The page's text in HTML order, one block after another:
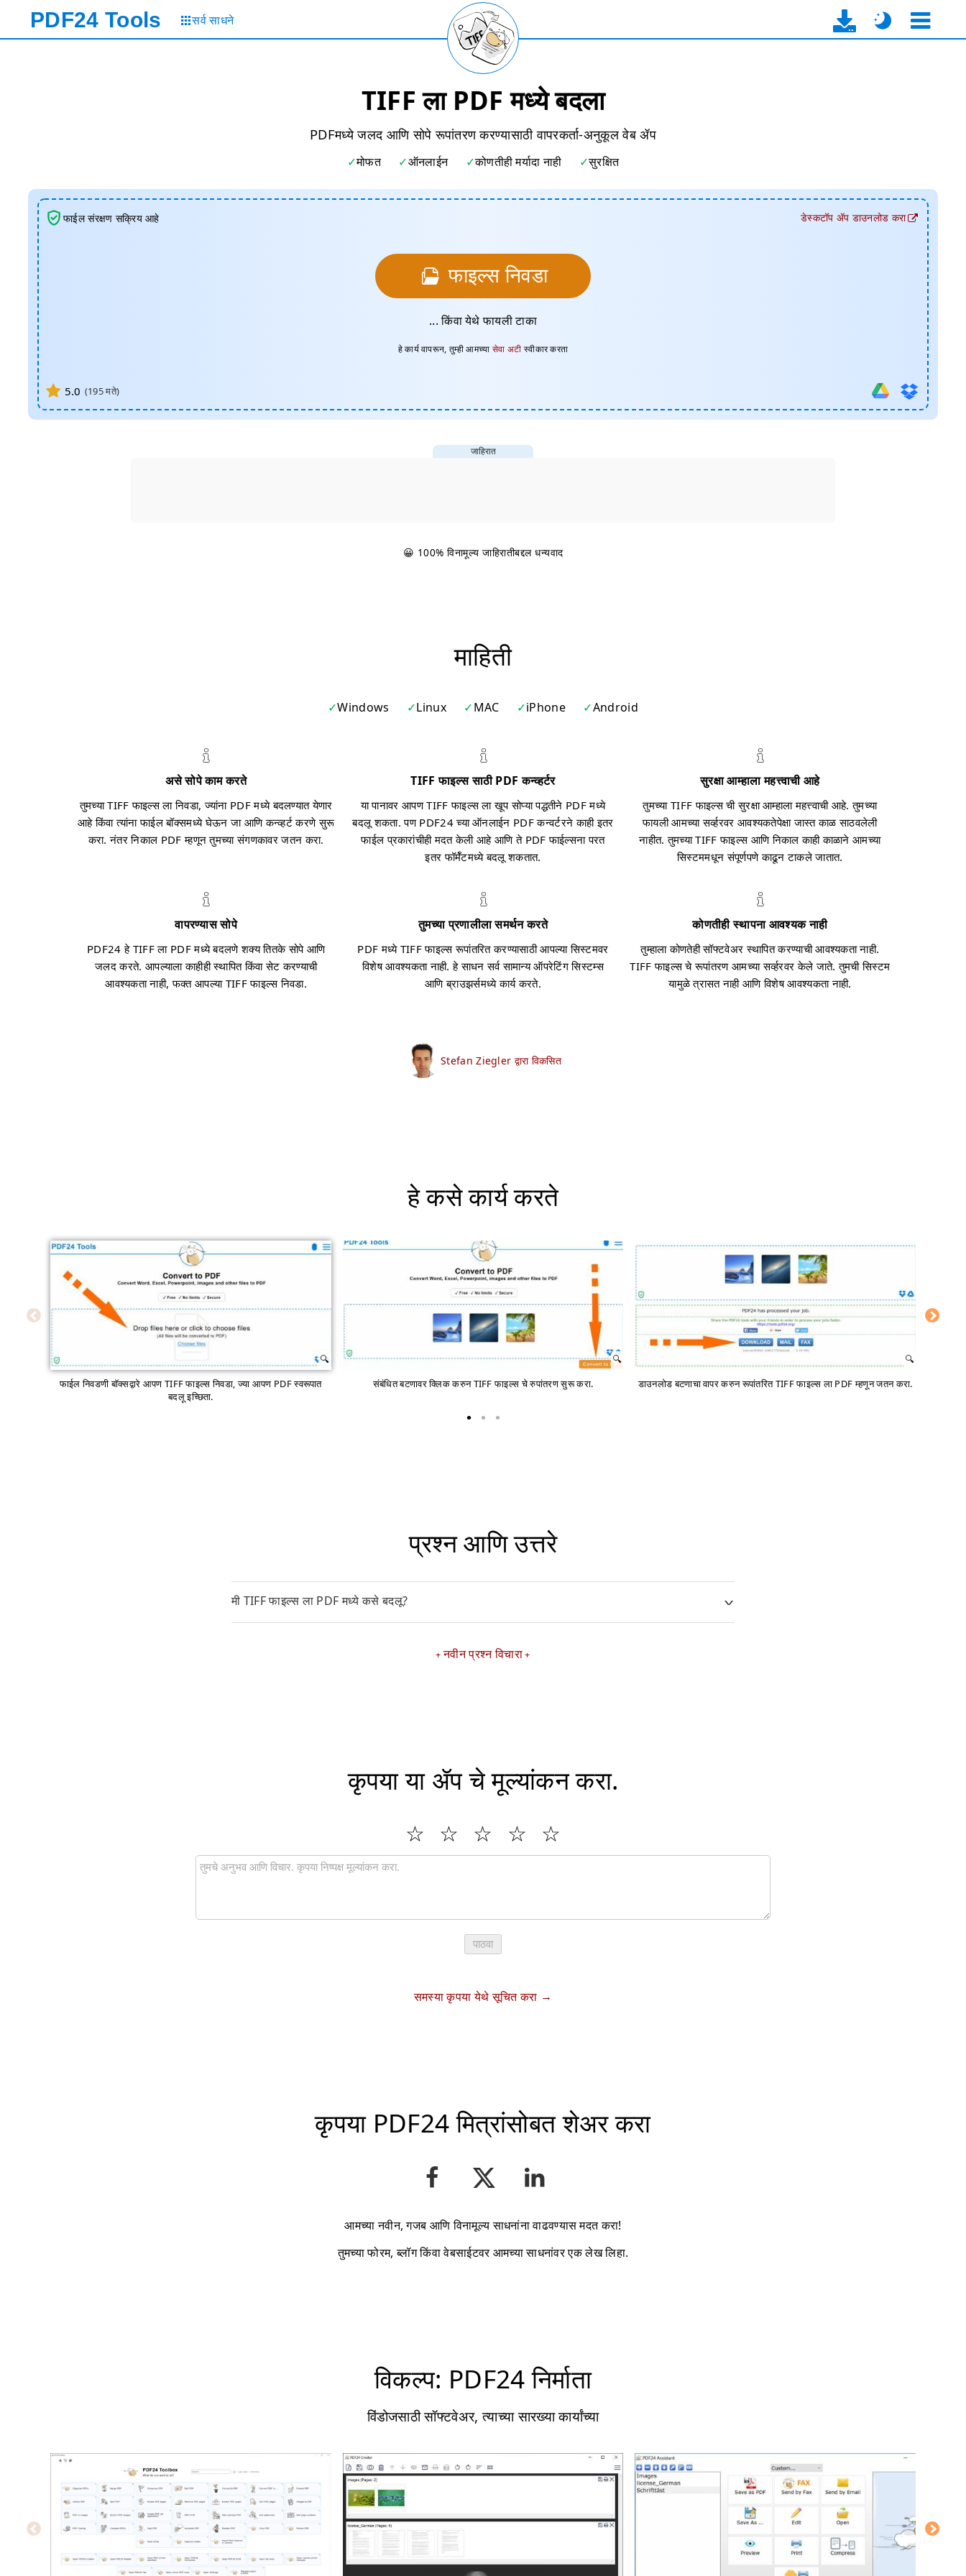
PDF24 Tools सर्व साधने
TIFF ला PDF मध्ये बदला
PDFमध्ये जलद आणि सोपे रूपांतरण करण्यासाठी वापरकर्ता-अनुकूल वेब ॲप
मोफत ऑनलाईन कोणतीही मर्यादा नाही सुरक्षित
फाइल्स निवडा
... किंवा येथे फायली टाका
हे कार्य वापरून, तुम्ही आमच्या सेवा अटी स्वीकार करता
5.0 (195मते)
डेस्कटॉप ॲप डाउनलोड करा
फाईल संरक्षण सक्रिय आहे
जाहिरात
😀 100% विनामूल्य जाहिरातीबद्दल धन्यवाद
माहिती
Windows Linux MAC iPhone Android
असे सोपे काम करते
तुमच्या TIFF फाइल्स ला निवडा, ज्यांना PDF मध्ये बदलण्यात येणार
आहे किंवा त्यांना फाईल बॉक्समध्ये घेऊन जा आणि कन्व्हर्ट करणे सुरू
करा. नंतर निकाल PDF म्हणून तुमच्या संगणकावर जतन करा.
TIFF फाइल्स साठी PDF कन्व्हर्टर
या पानावर आपण TIFF फाइल्स ला खूप सोप्या पद्धतीने PDF मध्ये
बदलू शकता. पण PDF24 च्या ऑनलाईन PDF कन्वर्टरने काही इतर
फाईल प्रकारांचीही मदत केली आहे आणि ते PDF फाईल्सना परत
इतर फॉर्मॅटमध्ये बदलू शकतात.
सुरक्षा आम्हाला महत्त्वाची आहे
तुमच्या TIFF फाइल्स ची सुरक्षा आम्हाला महत्त्वाची आहे. तुमच्या
फायली आमच्या सर्व्हरवर आवश्यकतेपेक्षा जास्त काळ साठवलेली
नाहीत. तुमच्या TIFF फाइल्स आणि निकाल काही काळाने आमच्या
सिस्टममधून संपूर्णपणे काढून टाकले जातात.
वापरण्यास सोपे
PDF24 हे TIFF ला PDF मध्ये बदलणे शक्य तितके सोपे आणि
जलद करते. आपल्याला काहीही स्थापित किंवा सेट करण्याची
आवश्यकता नाही, फक्त आपल्या TIFF फाइल्स निवडा.
तुमच्या प्रणालीला समर्थन करते
PDF मध्ये TIFF फाइल्स रूपांतरित करण्यासाठी आपल्या सिस्टमवर
विशेष आवश्यकता नाही. हे साधन सर्व सामान्य ऑपरेटिंग सिस्टम्स
आणि ब्राउझर्समध्ये कार्य करते.
कोणतीही स्थापना आवश्यक नाही
तुम्हाला कोणतेही सॉफ्टवेअर स्थापित करण्याची आवश्यकता नाही.
TIFF फाइल्स चे रूपांतरण आमच्या सर्व्हरवर केले जाते. तुमची सिस्टम
यामुळे त्रासत नाही आणि विशेष आवश्यकता नाही.
Stefan Ziegler द्वारा विकसित
हे कसे कार्य करते
फाईल निवडणी बॉक्सद्वारे आपण TIFF फाइल्स निवडा, ज्या आपण PDF स्वरूपात
बदलू इच्छिता.
संबंधित बटणावर क्लिक करुन TIFF फाइल्स चे रुपांतरण सुरू करा. डाउनलोड बटणाचा वापर करुन रूपांतरित TIFF फाइल्स ला PDF म्हणून जतन करा.
प्रश्न आणि उत्तरे
मी TIFF फाइल्स ला PDF मध्ये कसे बदलू?
नवीन प्रश्न विचारा
कृपया या ॲप चे मूल्यांकन करा.
पाठवा
समस्या कृपया येथे सूचित करा
कृपया PDF24 मित्रांसोबत शेअर करा
आमच्या नवीन, गजब आणि विनामूल्य साधनांना वाढवण्यास मदत करा!
तुमच्या फोरम, ब्लॉग किंवा वेबसाईटवर आमच्या साधनांवर एक लेख लिहा.
विकल्प: PDF24 निर्माता
विंडोजसाठी सॉफ्टवेअर, त्याच्या सारख्या कार्यांच्या